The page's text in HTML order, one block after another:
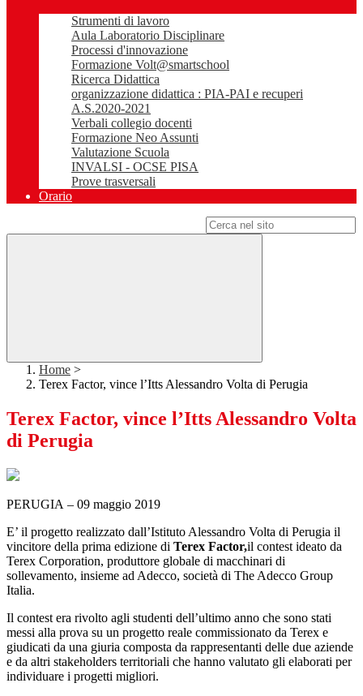
Strumenti di lavoro
Aula Laboratorio Disciplinare
Processi d'innovazione
Formazione Volt@smartschool
Ricerca Didattica
organizzazione didattica : PIA-PAI e recuperi
A.S.2020-2021
Verbali collegio docenti
Formazione Neo Assunti
Valutazione Scuola
INVALSI - OCSE PISA
Prove trasversali
Orario
Home >
Terex Factor, vince l’Itts Alessandro Volta di Perugia
Terex Factor, vince l’Itts Alessandro Volta
di Perugia
PERUGIA – 09 maggio 2019
E’ il progetto realizzato dall’Istituto Alessandro Volta di Perugia il
vincitore della prima edizione di Terex Factor,il contest ideato da
Terex Corporation, produttore globale di macchinari di
sollevamento, insieme ad Adecco, società di The Adecco Group
Italia.
Il contest era rivolto agli studenti dell’ultimo anno che sono stati
messi alla prova su un progetto reale commissionato da Terex e
giudicati da una giuria composta da rappresentanti delle due aziende
e da altri stakeholders territoriali che hanno valutato gli elaborati per
individuare i progetti migliori.